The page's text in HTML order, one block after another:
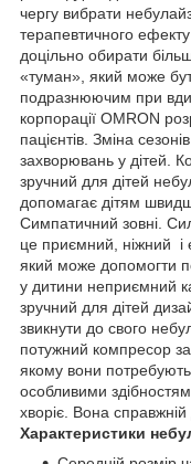
чергу вибрати
терапевтичного
доцільно обирати
«туман», який може
подразнюючим при
корпорації OMRON
пацієнтів. Зміна
захворювань у дітей.
зручний для дітей
допомагає дітям
Симпатичний зовні.
це приємний, ніжний і
який може допомогти
у дитини неприємний
зручний для дітей
звикнути до свого
потужний компресор
якому вони потребують.
особливими
хворіє. Вона
Характеристики